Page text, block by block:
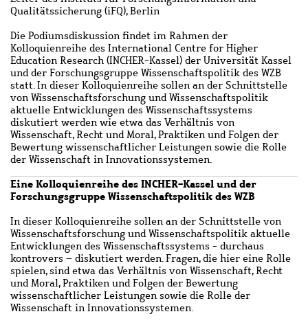
Qualitätssicherung (iFQ), Berlin
Die Podiumsdiskussion findet im Rahmen der
Kolloquienreihe des International Centre for Higher
Education Research (INCHER-Kassel) der Universität Kassel
und der Forschungsgruppe Wissenschaftspolitik des WZB
statt. In dieser Kolloquienreihe sollen an der Schnittstelle
von Wissenschaftsforschung und Wissenschaftspolitik
aktuelle Entwicklungen des Wissenschaftssystems
diskutiert werden wie etwa das Verhältnis von
Wissenschaft, Recht und Moral, Praktiken und Folgen der
Bewertung wissenschaftlicher Leistungen sowie die Rolle
der Wissenschaft in Innovationssystemen.
Eine Kolloquienreihe des INCHER-Kassel und der
Forschungsgruppe Wissenschaftspolitik des WZB
In dieser Kolloquienreihe sollen an der Schnittstelle von
Wissenschaftsforschung und Wissenschaftspolitik aktuelle
Entwicklungen des Wissenschaftssystems - durchaus
kontrovers – diskutiert werden. Fragen, die hier eine Rolle
spielen, sind etwa das Verhältnis von Wissenschaft, Recht
und Moral, Praktiken und Folgen der Bewertung
wissenschaftlicher Leistungen sowie die Rolle der
Wissenschaft in Innovationssystemen.